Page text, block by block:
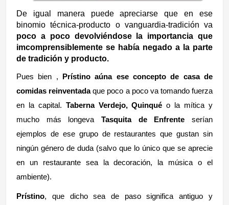
De igual manera puede apreciarse que en ese
binomio técnica-producto o vanguardia-tradición va
poco a poco devolviéndose la importancia que
imcomprensiblemente se había negado a la parte
de tradición y producto.
Pues bien , Prístino aúna ese concepto de casa de
comidas reinventadaque poco a poco va tomando fuerza
en la capital. Taberna Verdejo, Quinqué o la mítica y
mucho más longeva Tasquita de Enfrente serían
ejemplos de ese grupo de restaurantes que gustan sin
ningún género de duda (salvo que lo único que se aprecie
en un restaurante sea la decoración, la música o el
ambiente).
Prístino, que dicho sea de pasosignifica antiguo y